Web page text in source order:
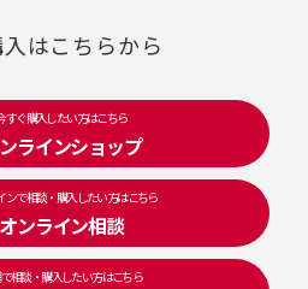
はこちらから
すぐ購入したい方はこちら
ラインショップ
ンで相談・購入したい方はこちら
オンライン相談
相談・購入したい方はこちら